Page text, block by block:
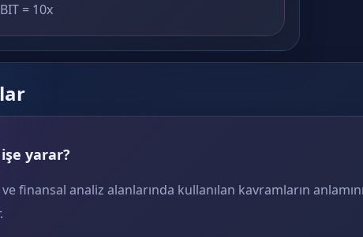
= 10x
yarar?
finansal analiz alanlarında kullanılan kavramların